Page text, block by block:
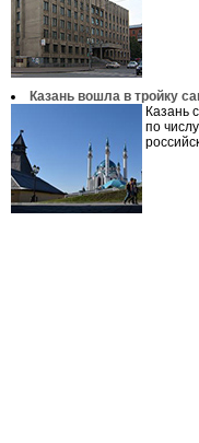
Казань вошла в тройку
Казань
по